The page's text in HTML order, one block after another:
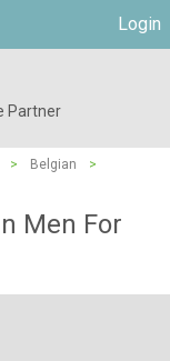
Login
Partner
> Belgian
>
Men For